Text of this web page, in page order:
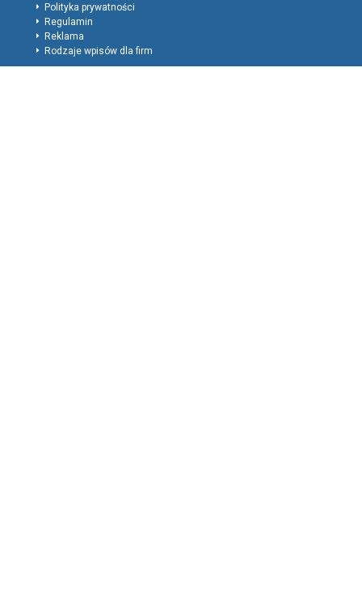
Polityka prywatności
Regulamin
Reklama
Rodzaje wpisów dla firm